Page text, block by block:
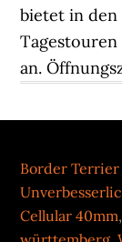
bietet in den
an.
Border
Cellular 40mm,